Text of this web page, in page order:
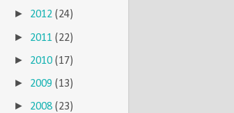
► 2012 (24)
► 2011 (22)
► 2010 (17)
► 2009 (13)
► 2008 (23)